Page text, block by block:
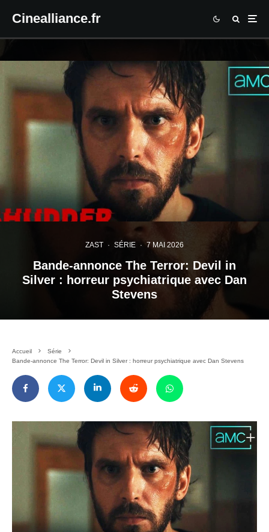
Cinealliance.fr
ZAST · SÉRIE · 7 MAI 2026
Bande-annonce The Terror: Devil in
Silver : horreur psychiatrique avec Dan
Stevens
Accueil
Série
Bande-annonce The Terror: Devil in Silver : horreur psychiatrique avec Dan Stevens